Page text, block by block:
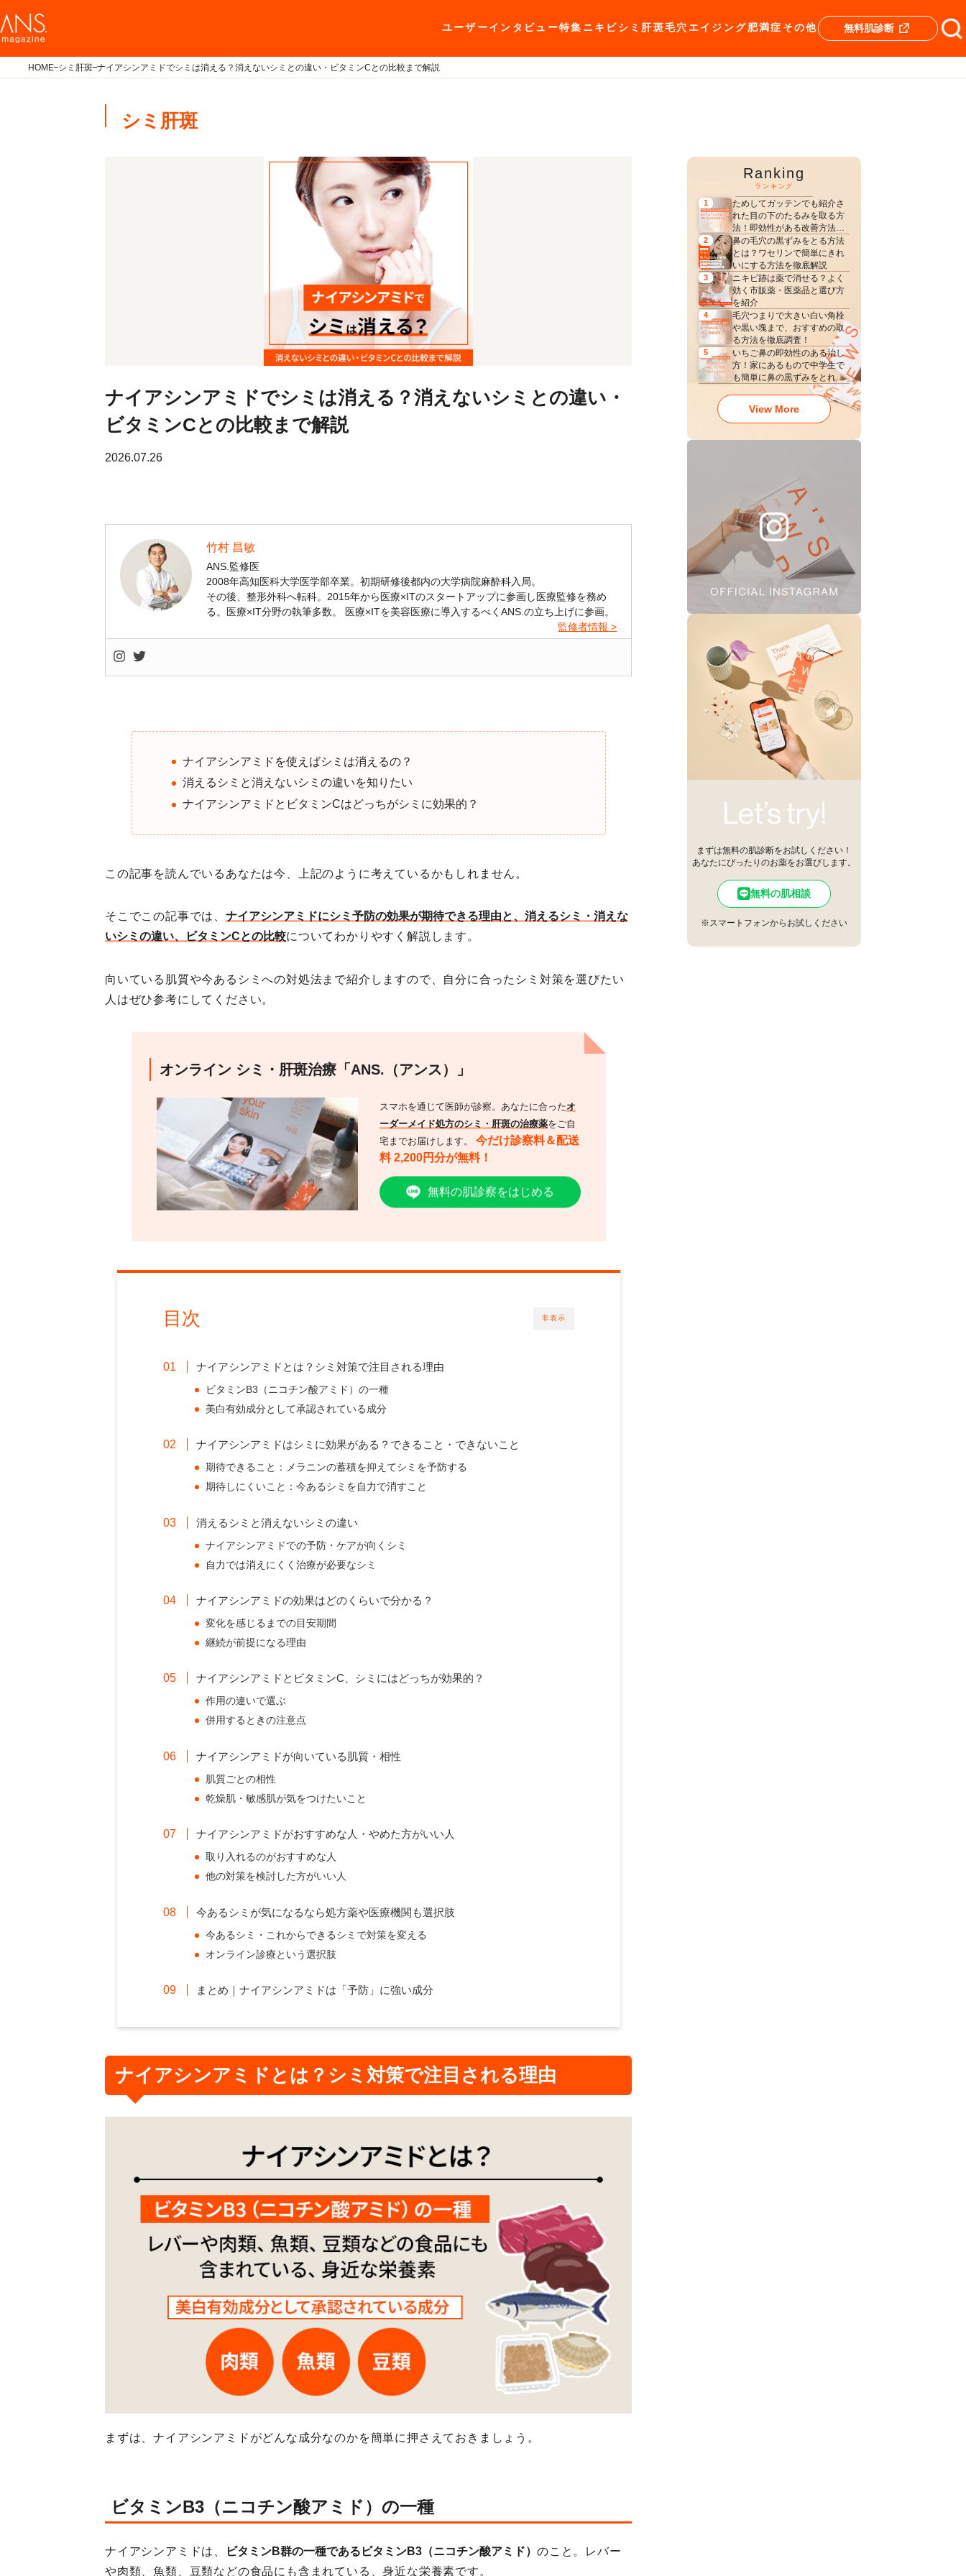
ユーザーインタビュー特集 ニキビ シミ肝斑毛穴 エイジング 肥満症 その他 無料肌診断
HOME シミ肝斑 ナイアシンアミドでシミは消える？消えないシミとの違い・ビタミンCとの比較まで解説
シミ肝斑
ナイアシンアミドでシミは消える？消えないシミとの違い・
ビタミンCとの比較まで解説
2026.07.26
竹村 昌敏
ANS.監修医
2008年高知医科大学医学部卒業。初期研修後都内の大学病院麻酔科入局。
その後、整形外科へ転科。2015年から医療×ITのスタートアップに参画し医療監修を務め
る。医療×IT分野の執筆多数。 医療×ITを美容医療に導入するべくANS.の立ち上げに参画。
監修者情報 >
ナイアシンアミドを使えばシミは消えるの？
消えるシミと消えないシミの違いを知りたい
ナイアシンアミドとビタミンCはどっちがシミに効果的？
この記事を読んでいるあなたは今、上記のように考えているかもしれません。
そこでこの記事では、 ナイアシンアミドにシミ予防の効果が期待できる理由と、消えるシミ・消えな
いシミの違い、ビタミンCとの比較についてわかりやすく解説します。
向いている肌質や今あるシミへの対処法まで紹介しますので、自分に合ったシミ対策を選びたい
人はぜひ参考にしてください。
オンライン シミ・肝斑治療「ANS.（アンス）」
スマホを通じて医師が診察。あなたに合ったオ
ーダーメイド処方のシミ・肝斑の治療薬をご自
宅までお届けします。
今だけ診察料＆配送
料 2,200円分が無料！
無料の肌診察をはじめる
非表示
目次
ナイアシンアミドとは？シミ対策で注目される理由
ビタミンB3（ニコチン酸アミド）の一種
美白有効成分として承認されている成分
ナイアシンアミドはシミに効果がある？できること・できないこと
期待できること：メラニンの蓄積を抑えてシミを予防する
期待しにくいこと：今あるシミを自力で消すこと
消えるシミと消えないシミの違い
ナイアシンアミドでの予防・ケアが向くシミ
自力では消えにくく治療が必要なシミ
ナイアシンアミドの効果はどのくらいで分かる？
変化を感じるまでの目安期間
継続が前提になる理由
ナイアシンアミドとビタミンC、シミにはどっちが効果的？
作用の違いで選ぶ
併用するときの注意点
ナイアシンアミドが向いている肌質・相性
肌質ごとの相性
乾燥肌・敏感肌が気をつけたいこと
ナイアシンアミドがおすすめな人・やめた方がいい人
取り入れるのがおすすめな人
他の対策を検討した方がいい人
今あるシミが気になるなら処方薬や医療機関も選択肢
今あるシミ・これからできるシミで対策を変える
オンライン診療という選択肢
まとめ｜ナイアシンアミドは「予防」に強い成分
ナイアシンアミドとは？シミ対策で注目される理由
まずは、ナイアシンアミドがどんな成分なのかを簡単に押さえておきましょう。
ビタミンB3（ニコチン酸アミド）の一種
ナイアシンアミドは、 ビタミンB群の一種であるビタミンB3（ニコチン酸アミド） のこと。レバー
や肉類、魚類、豆類などの食品にも含まれている、身近な栄養素です。
Ranking
ランキング
1
ためしてガッテンでも紹介さ
れた目の下のたるみを取る方
法！即効性がある改善方法
は？
2
鼻の毛穴の黒ずみをとる方法
とは？ワセリンで簡単にきれ
いにする方法を徹底解説
3
ニキビ跡は薬で消せる？よく
効く市販薬・医薬品と選び方
を紹介
4
毛穴つまりで大きい白い角栓
や黒い塊まで、おすすめの取
る方法を徹底調査！
5
いちご鼻の即効性のある治し
方！家にあるもので中学生で
も簡単に鼻の黒ずみをとれ
View More
Let’s try!
まずは無料の肌診断をお試しください！
あなたにぴったりのお薬をお選びします。
無料の肌相談
※スマートフォンからお試しください